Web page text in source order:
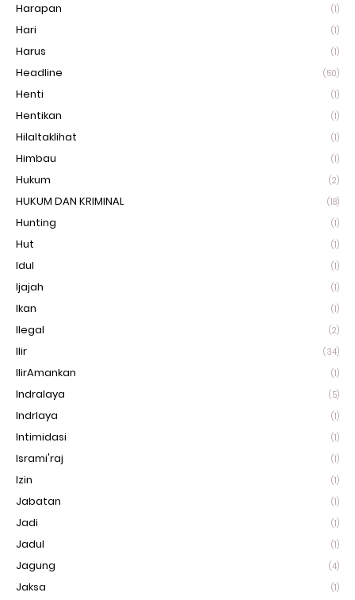
Harapan (1)
Hari (1)
Harus (1)
Headline (50)
Henti (1)
Hentikan (1)
Hilaltaklihat (1)
Himbau (1)
Hukum (2)
HUKUM DAN KRIMINAL (18)
Hunting (1)
Hut (1)
Idul (1)
Ijajah (1)
Ikan (1)
Ilegal (2)
Ilir (34)
IlirAmankan (1)
Indralaya (5)
Indrlaya (1)
Intimidasi (1)
Isrami'raj (1)
Izin (1)
Jabatan (1)
Jadi (1)
Jadul (1)
Jagung (4)
Jaksa (1)